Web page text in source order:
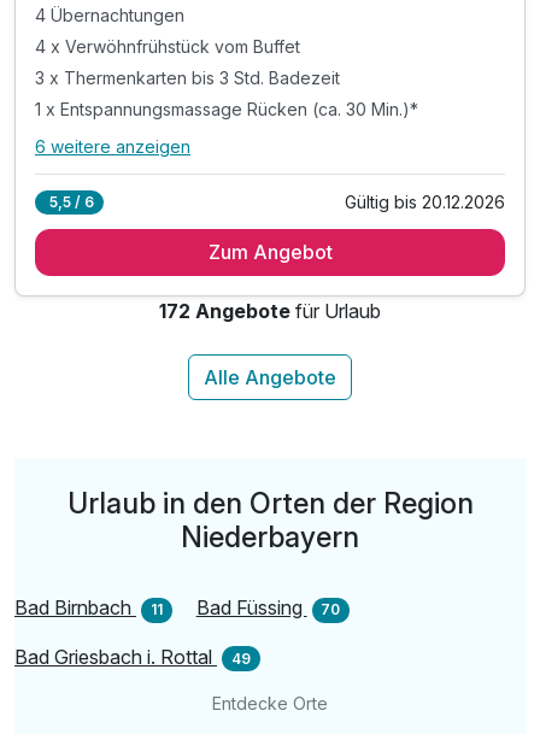
4 Übernachtungen
4 x Verwöhnfrühstück vom Buffet
3 x Thermenkarten bis 3 Std. Badezeit
1 x Entspannungsmassage Rücken (ca. 30 Min.)*
Alle Inklusivleistungen
4 x Verwöhnfrühstück vom Buffet
1 x Entspannungsmassage Rücken (ca. 30 Min.)*
1 x Naturfango Großpackung
Das Angebot ist erst ab 16 Jahren buchbar
6 weitere anzeigen
5,5 / 6 Gültig bis 20.12.2026
Zum Angebot
172 Angebote für Urlaub
Urlaub in den Orten der Region
Niederbayern
Bad Birnbach 11 Bad Füssing 70
Bad Griesbach i. Rottal 49
Entdecke Orte